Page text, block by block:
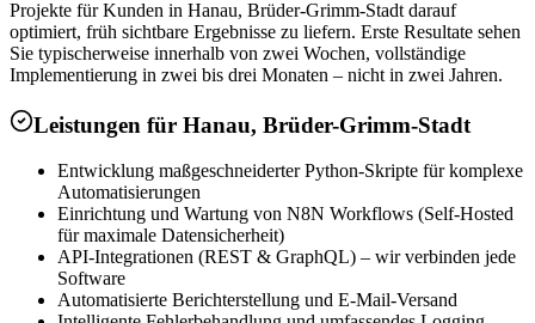
Projekte für Kunden in Hanau, Brüder-Grimm-Stadt darauf
optimiert, früh sichtbare Ergebnisse zu liefern. Erste Resultate sehen
Sie typischerweise innerhalb von zwei Wochen, vollständige
Implementierung in zwei bis drei Monaten – nicht in zwei Jahren.
Leistungen für Hanau, Brüder-Grimm-Stadt
Entwicklung maßgeschneiderter Python-Skripte für komplexe
Automatisierungen
Einrichtung und Wartung von N8N Workflows (Self-Hosted
für maximale Datensicherheit)
API-Integrationen (REST & GraphQL) – wir verbinden jede
Software
Automatisierte Berichterstellung und E-Mail-Versand